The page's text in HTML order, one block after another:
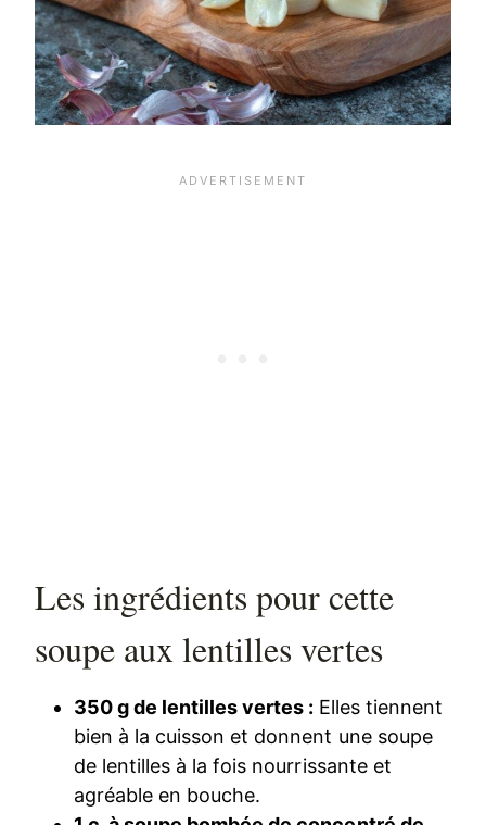
Les ingrédients pour cette
soupe aux lentilles vertes
350 g de lentilles vertes : Elles tiennent
bien à la cuisson et donnent une soupe
de lentilles à la fois nourrissante et
agréable en bouche.